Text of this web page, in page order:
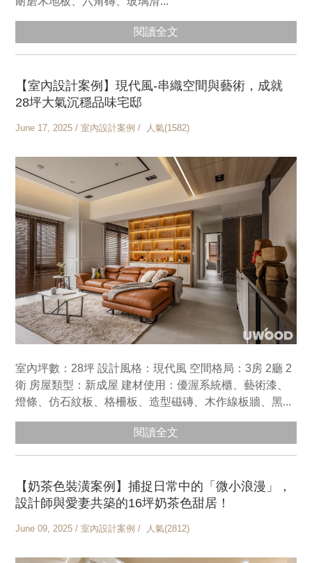
閱讀全文
【室內設計案例】現代風-串織空間與藝術，成就
28坪大氣沉穩品味宅邸
June 17, 2025 / 室內設計案例 / 人氣(1582)
室內坪數：28坪 設計風格：現代風 空間格局：3房 2廳 2
衛 房屋類型：新成屋 建材使用：優渥系統櫃、藝術漆、
燈條、仿石紋板、格柵板、造型磁磚、木作線板牆、黑...
閱讀全文
【奶茶色裝潢案例】捕捉日常中的「微小浪漫」，
設計師與愛妻共築的16坪奶茶色甜居！
June 09, 2025 / 室內設計案例 / 人氣(2812)